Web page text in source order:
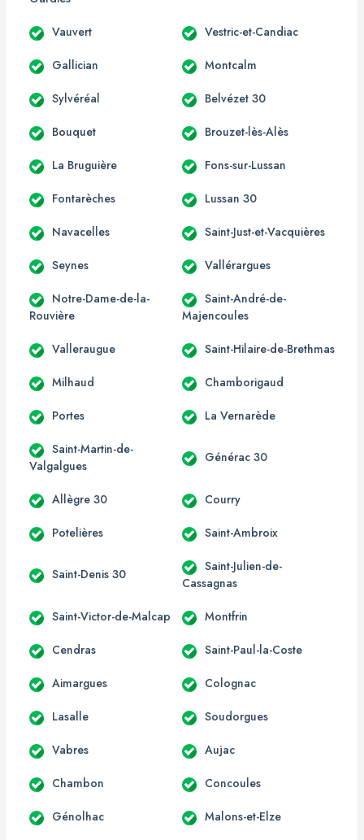
Vauvert Vestric-et-Candiac
Gallician Montcalm
Sylvéréal Belvézet 30
Bouquet Brouzet-lès-Alès
La Bruguière Fons-sur-Lussan
Fontarèches Lussan 30
Navacelles Saint-Just-et-Vacquières
Seynes Vallérargues
Notre-Dame-de-la-
Rouvière
Saint-André-de-
Majencoules
Valleraugue Saint-Hilaire-de-Brethmas
Milhaud Chamborigaud
Portes La Vernarède
Saint-Martin-de-
Valgalgues
Générac 30
Allègre 30 Courry
Potelières Saint-Ambroix
Saint-Denis 30
Saint-Julien-de-
Cassagnas
Saint-Victor-de-Malcap Montfrin
Cendras Saint-Paul-la-Coste
Aimargues Colognac
Lasalle Soudorgues
Vabres Aujac
Chambon Concoules
Génolhac Malons-et-Elze